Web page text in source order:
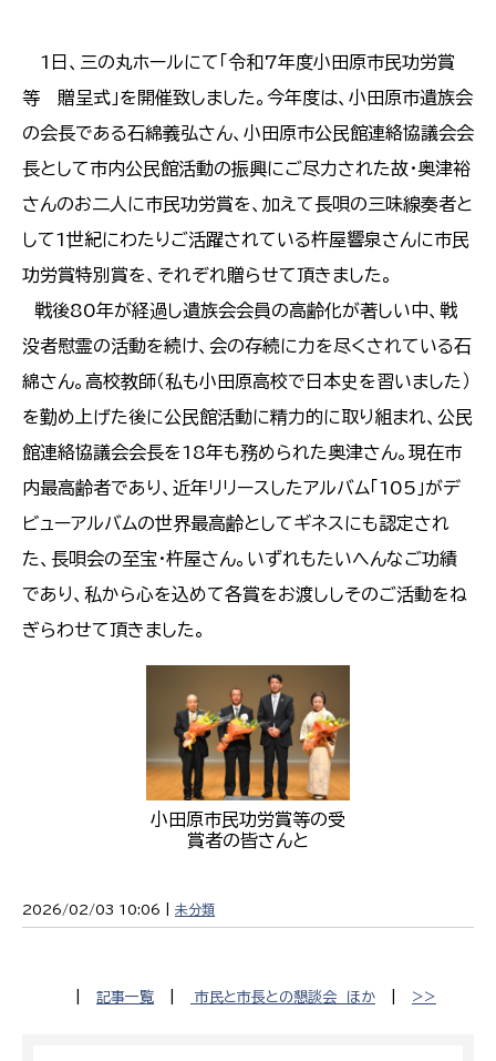
1日、三の丸ホールにて「令和7年度小田原市民功労賞
等 贈呈式」を開催致しました。今年度は、小田原市遺族会
の会長である石綿義弘さん、小田原市公民館連絡協議会会
長として市内公民館活動の振興にご尽力された故・奥津裕
さんのお二人に市民功労賞を、加えて長唄の三味線奏者と
して1世紀にわたりご活躍されている杵屋響泉さんに市民
功労賞特別賞を、それぞれ贈らせて頂きました。
戦後80年が経過し遺族会会員の高齢化が著しい中、戦
没者慰霊の活動を続け、会の存続に力を尽くされている石
綿さん。高校教師（私も小田原高校で日本史を習いました）
を勤め上げた後に公民館活動に精力的に取り組まれ、公民
館連絡協議会会長を18年も務められた奥津さん。現在市
内最高齢者であり、近年リリースしたアルバム「105」がデ
ビューアルバムの世界最高齢としてギネスにも認定され
た、長唄会の至宝・杵屋さん。いずれもたいへんなご功績
であり、私から心を込めて各賞をお渡ししそのご活動をね
ぎらわせて頂きました。
小田原市民功労賞等の受
賞者の皆さんと
2026/02/03 10:06 | 未分類
記事一覧 市民と市長との懇談会 ほか >>